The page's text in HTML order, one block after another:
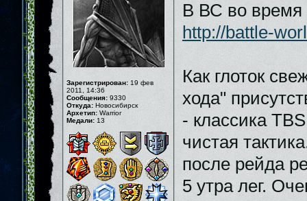
Зарегистрирован: 19 фев
2011, 14:36
Сообщения: 9330
Откуда: Новосибирск
Архетип: Warrior
Медали: 13
В ВС во время
http://battle-
Как глоток
хода"
- классика
чистая
после рейда
5 утра лег.